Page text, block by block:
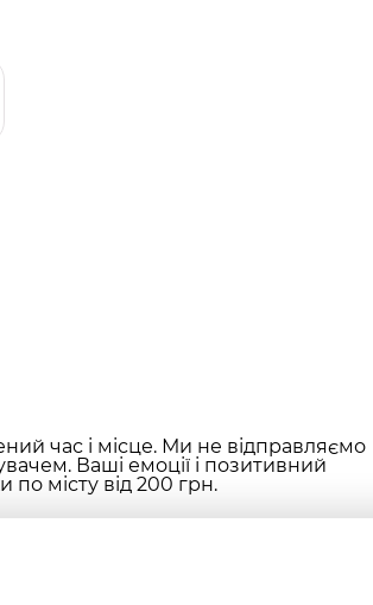
час і місце. Ми не відправляємо
Ваші емоції і позитивний
по місту від 200 грн.